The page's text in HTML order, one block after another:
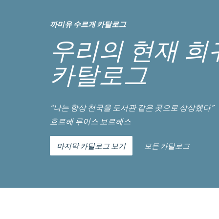
까미유 수르게 카탈로그
우리의 현재 희
카탈로그
“나는 항상 천국을 도서관 같은 곳으로 상상했다”
호르헤 루이스 보르헤스
마지막 카탈로그 보기 모든 카탈로그